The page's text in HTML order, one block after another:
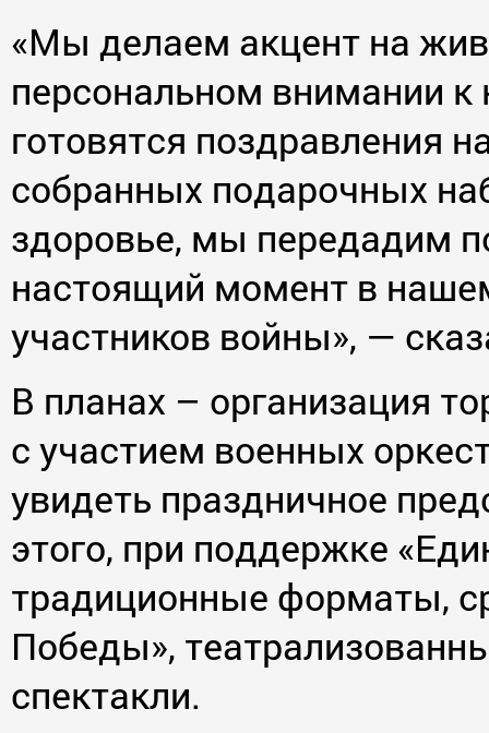
«Мы делаем акцент на
персональном внимании
готовятся поздравления
собранных подарочных
здоровье, мы передадим
настоящий момент в
участников войны», —
В планах – организация
с участием военных
увидеть праздничное
этого, при поддержке
традиционные форматы,
Победы»,
спектакли.